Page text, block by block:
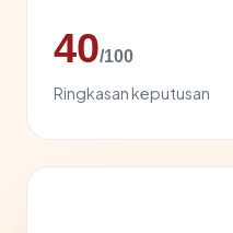
40/100
Ringkasan keputusan